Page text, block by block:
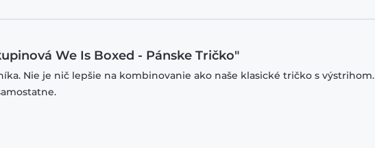
We Is Boxed - Pánske Tričko"
Nie je nič lepšie na kombinovanie ako naše klasické tričko s výstrihom.